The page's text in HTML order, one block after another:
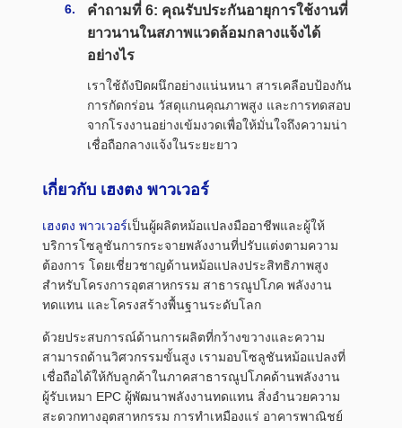
คำถามที่ 6: คุณรับประกันอายุการใช้งานที่
ยาวนานในสภาพแวดล้อมกลางแจ้งได้
อย่างไร
เราใช้ถังปิดผนึกอย่างแน่นหนา สารเคลือบป้องกัน
การกัดกร่อน วัสดุแกนคุณภาพสูง และการทดสอบ
จากโรงงานอย่างเข้มงวดเพื่อให้มั่นใจถึงความน่า
เชื่อถือกลางแจ้งในระยะยาว
เกี่ยวกับ เฮงตง พาวเวอร์
เฮงตง พาวเวอร์เป็นผู้ผลิตหม้อแปลงมืออาชีพและผู้ให้
บริการโซลูชันการกระจายพลังงานที่ปรับแต่งตามความ
ต้องการ โดยเชี่ยวชาญด้านหม้อแปลงประสิทธิภาพสูง
สำหรับโครงการอุตสาหกรรม สาธารณูปโภค พลังงาน
ทดแทน และโครงสร้างพื้นฐานระดับโลก
ด้วยประสบการณ์ด้านการผลิตที่กว้างขวางและความ
สามารถด้านวิศวกรรมขั้นสูง เรามอบโซลูชันหม้อแปลงที่
เชื่อถือได้ให้กับลูกค้าในภาคสาธารณูปโภคด้านพลังงาน
ผู้รับเหมา EPC ผู้พัฒนาพลังงานทดแทน สิ่งอำนวยความ
สะดวกทางอุตสาหกรรม การทำเหมืองแร่ อาคารพาณิชย์